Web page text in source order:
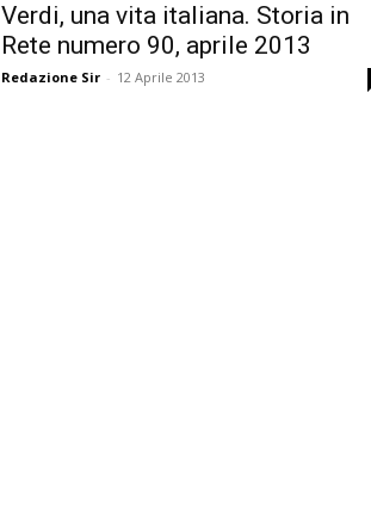
Verdi, una vita italiana. Storia in
Rete numero 90, aprile 2013
Redazione Sir - 12 Aprile 2013